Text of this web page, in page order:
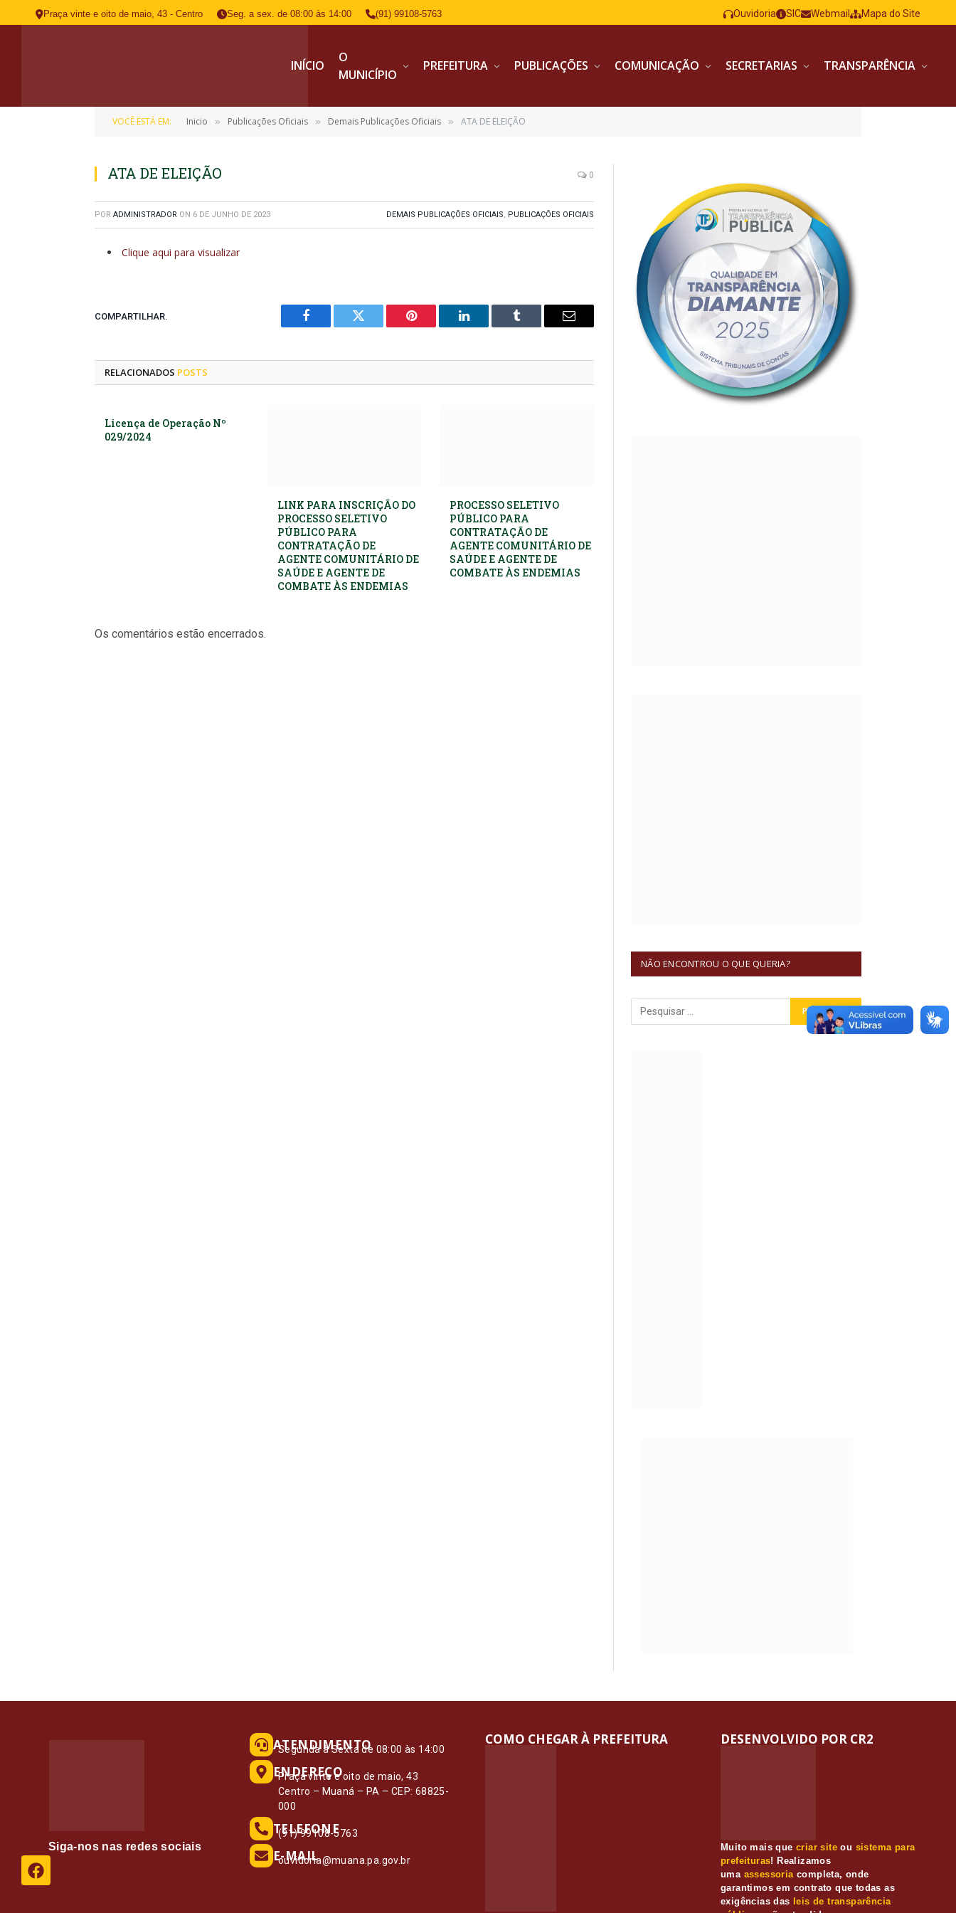
Praça vinte e oito de maio, 43 - Centro Seg. a sex. de 08:00 às 14:00 (91) 99108-5763 Ouvidoria SIC Webmail Mapa do Site
INÍCIO
O
MUNICÍPIO
PREFEITURA PUBLICAÇÕES COMUNICAÇÃO SECRETARIAS TRANSPARÊNCIA
VOCÊ ESTÁ EM: Inicio » Publicações Oficiais » Demais Publicações Oficiais » ATA DE ELEIÇÃO
ATA DE ELEIÇÃO 0
POR ADMINISTRADOR ON 6 DE JUNHO DE 2023 DEMAIS PUBLICAÇÕES OFICIAIS, PUBLICAÇÕES OFICIAIS
Clique aqui para visualizar
COMPARTILHAR.
Facebook Twitter Pinterest LinkedIn Tumblr
E-
RELACIONADOS POSTS
Licença de Operação Nº
029/2024
LINK PARA INSCRIÇÃO DO
PROCESSO SELETIVO
PÚBLICO PARA
CONTRATAÇÃO DE
AGENTE COMUNITÁRIO DE
SAÚDE E AGENTE DE
COMBATE ÀS ENDEMIAS
PROCESSO SELETIVO
PÚBLICO PARA
CONTRATAÇÃO DE
AGENTE COMUNITÁRIO DE
SAÚDE E AGENTE DE
COMBATE ÀS ENDEMIAS
Os comentários estão encerrados.
NÃO ENCONTROU O QUE QUERIA?
Siga-nos nas redes sociais
ATENDIMENTO
Segunda à Sexta de 08:00 às 14:00
ENDEREÇO
Praça vinte e oito de maio, 43
Centro – Muaná – PA – CEP: 68825-
000
TELEFONE
(91) 99108-5763
E-MAIL
ouvidoria@muana.pa.gov.br
COMO CHEGAR À PREFEITURA
Muito mais quecriar site ou sistema para
prefeituras! Realizamos
uma assessoriacompleta, onde
garantimos em contrato que todas as
exigências das leis de transparência
DESENVOLVIDO POR CR2